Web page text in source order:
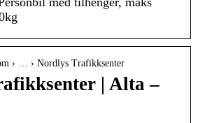
› … › Nordlys Trafikksenter
| Alta –